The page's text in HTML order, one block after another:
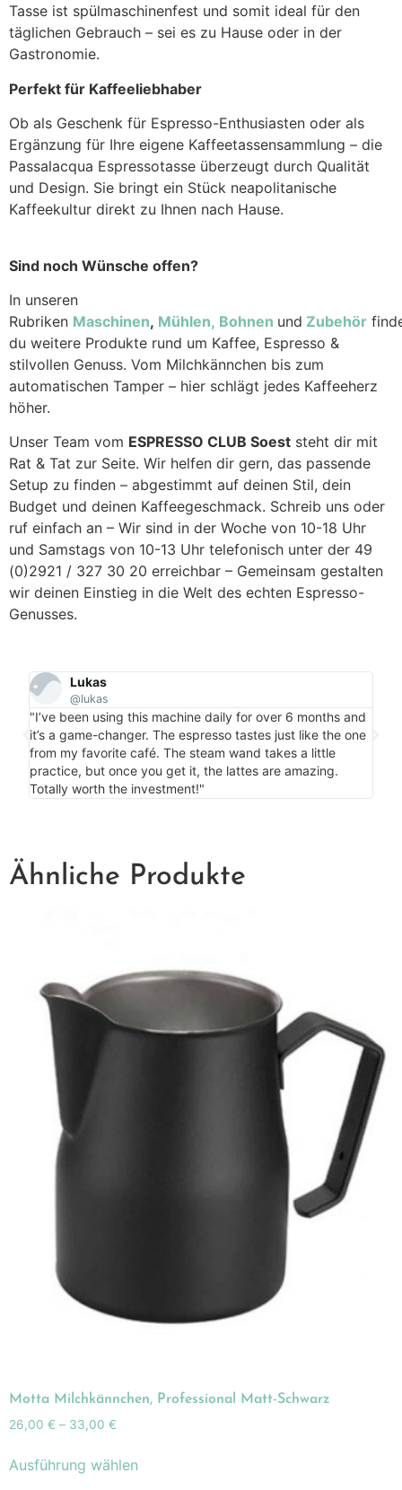
Tasse ist spülmaschinenfest und somit ideal für den
täglichen Gebrauch – sei es zu Hause oder in der
Gastronomie.
Perfekt für Kaffeeliebhaber
Ob als Geschenk für Espresso-Enthusiasten oder als
Ergänzung für Ihre eigene Kaffeetassensammlung – die
Passalacqua Espressotasse überzeugt durch Qualität
und Design. Sie bringt ein Stück neapolitanische
Kaffeekultur direkt zu Ihnen nach Hause.
Sind noch Wünsche offen?
In unseren
Rubriken Maschinen, Mühlen, Bohnen und Zubehör
du weitere Produkte rund um Kaffee, Espresso &
stilvollen Genuss. Vom Milchkännchen bis zum
automatischen Tamper – hier schlägt jedes Kaffeeherz
höher.
Unser Team vom ESPRESSO CLUB Soest steht dir mit
Rat & Tat zur Seite. Wir helfen dir gern, das passende
Setup zu finden – abgestimmt auf deinen Stil, dein
Budget und deinen Kaffeegeschmack. Schreib uns oder
ruf einfach an – Wir sind in der Woche von 10-18 Uhr
und Samstags von 10-13 Uhr telefonisch unter der 49
(0)2921 / 327 30 20 erreichbar – Gemeinsam gestalten
wir deinen Einstieg in die Welt des echten Espresso-
Genusses.
Lukas
@lukas
"I’ve been using this machine daily for over 6 months and
it’s a game-changer. The espresso tastes just like the one
from my favorite café. The steam wand takes a little
practice, but once you get it, the lattes are amazing.
Totally worth the investment!"
Ähnliche Produkte
Motta Milchkännchen, Professional Matt-Schwarz
26,00 € – 33,00 €
Ausführung wählen